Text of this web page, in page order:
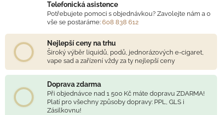
v
k
y
v
ý
p
i
u
Telefonická asistence
Potřebujete pomoci s objednávkou? Zavolejte nám a o
vše se postaráme: 608 838 612
Nejlepší ceny na trhu
Široký výběr liquidů, podů, jednorázových e-cigaret,
vape sad a zařízení vždy za ty nejlepší ceny
Doprava zdarma
Při objednávce nad 1 500 Kč máte dopravu ZDARMA!
Platí pro všechny způsoby dopravy: PPL, GLS i
Zásilkovnu!